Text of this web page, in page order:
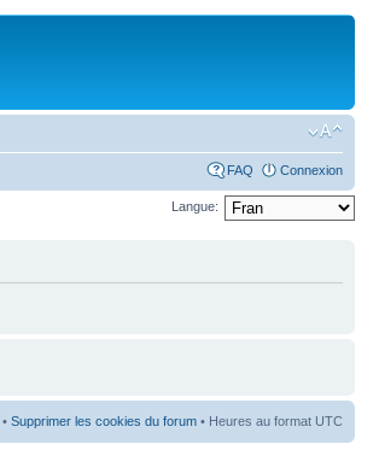
FAQ Connexion
Langue:
• Supprimer les cookies du forum • Heures au format UTC